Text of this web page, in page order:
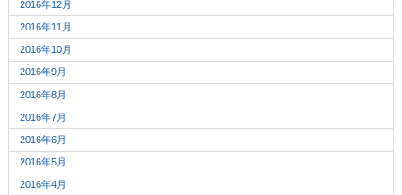
2016年12月
2016年11月
2016年10月
2016年9月
2016年8月
2016年7月
2016年6月
2016年5月
2016年4月